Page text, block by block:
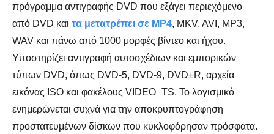
πρόγραμμα αντιγραφής DVD που εξάγει περιεχόμενο
από DVD και τα μετατρέπει σε MP4, MKV, AVI, MP3,
WAV και πάνω από 1000 μορφές βίντεο και ήχου.
Υποστηρίζει αντιγραφή αυτοσχέδιων και εμπορικών
τύπων DVD, όπως DVD-5, DVD-9, DVD±R, αρχεία
εικόνας ISO και φακέλους VIDEO_TS. Το λογισμικό
ενημερώνεται συχνά για την αποκρυπτογράφηση
προστατευμένων δίσκων που κυκλοφόρησαν πρόσφατα.